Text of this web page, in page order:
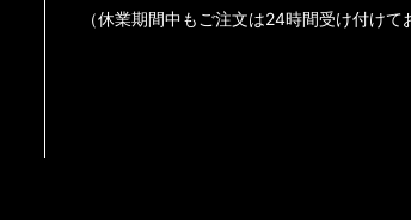
（休業期間中もご注文は24時間受け付けて